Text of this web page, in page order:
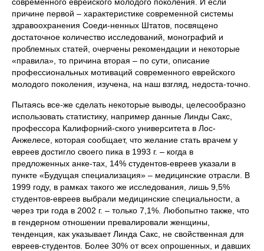
причине первой – характеристике современной системы
здравоохранения Соеди-ненных Штатов, посвящено
достаточное количество исследований, монографий и
проблемных статей, очерчены рекомендации и некоторые
«правила», то причина вторая – по сути, описание
профессиональных мотиваций современного еврейского
молодого поколения, изучена, на наш взгляд, недоста-точно.
Пытаясь все-же сделать некоторые выводы, целесообразно
использовать статистику, например данные Линды Сакс,
профессора Калифорний-ского университета в Лос-
Анжелесе, которая сообщает, что желание стать врачем у
евреев достигло своего пика в 1993 г. – когда в
предложенных анке-тах, 14% студентов-евреев указали в
пункте «Будущая специализация» – медицинские отрасли. В
1999 году, в рамках такого же исследования, лишь 9,5%
студентов-евреев выбрали медицинские специальности, а
через три года в 2002 г. – только 7,1%. Любопытно также, что
в гендерном отношении превалировали женщины,
тенденция, как указывает Линда Сакс, не свойственная для
евреев-студентов. Более 30% от всех опрошенных, и давших